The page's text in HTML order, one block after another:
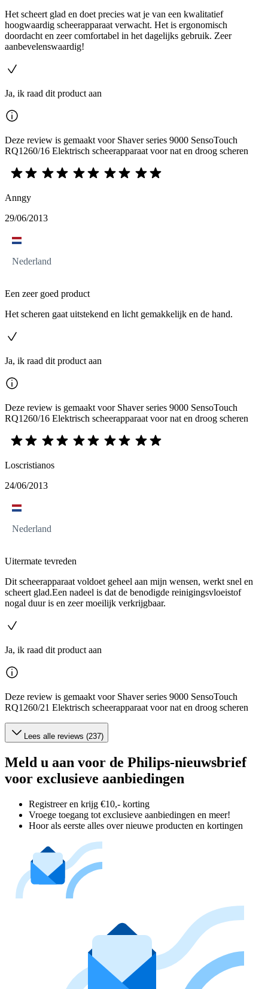
Het scheert glad en doet precies wat je van een kwalitatief
hoogwaardig scheerapparaat verwacht. Het is ergonomisch
doordacht en zeer comfortabel in het dagelijks gebruik. Zeer
aanbevelenswaardig!
Ja, ik raad dit product aan
Deze review is gemaakt voor Shaver series 9000 SensoTouch
RQ1260/16 Elektrisch scheerapparaat voor nat en droog scheren
Anngy
29/06/2013
Nederland
Een zeer goed product
Het scheren gaat uitstekend en licht gemakkelijk en de hand.
Ja, ik raad dit product aan
Deze review is gemaakt voor Shaver series 9000 SensoTouch
RQ1260/16 Elektrisch scheerapparaat voor nat en droog scheren
Loscristianos
24/06/2013
Nederland
Uitermate tevreden
Dit scheerapparaat voldoet geheel aan mijn wensen, werkt snel en
scheert glad.Een nadeel is dat de benodigde reinigingsvloeistof
nogal duur is en zeer moeilijk verkrijgbaar.
Ja, ik raad dit product aan
Deze review is gemaakt voor Shaver series 9000 SensoTouch
RQ1260/21 Elektrisch scheerapparaat voor nat en droog scheren
Lees alle reviews (237)
Meld u aan voor de Philips-nieuwsbrief
voor exclusieve aanbiedingen
Registreer en krijg €10,- korting
Vroege toegang tot exclusieve aanbiedingen en meer!
Hoor als eerste alles over nieuwe producten en kortingen